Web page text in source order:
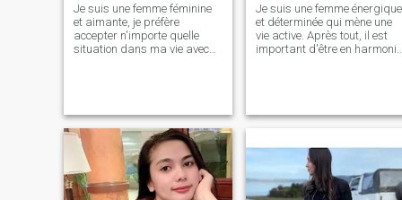
Je suis une femme féminine
et aimante, je préfère
accepter n'importe quelle
situation dans ma vie avec
je suis un optimiste par
nature. J'apporterai toujours
de la joie dans la vie de ma
famille et je soutiendrai mon
mari quand il aura besoin de
moi. Je veux rencontrer un
homme que j'aimerai et dont
Je suis une femme énergique
et déterminée qui mène une
vie active. Après tout, il est
important d'être en harmonie
mais cela me donne aussi
vrai magicien dans la
cuisine: j'aime cuisiner des
pâtes et des plats chauds.